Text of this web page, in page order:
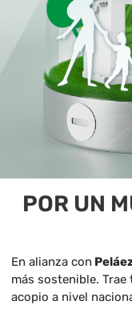
POR UN
En alianza con
más sostenible.
acopio a nivel